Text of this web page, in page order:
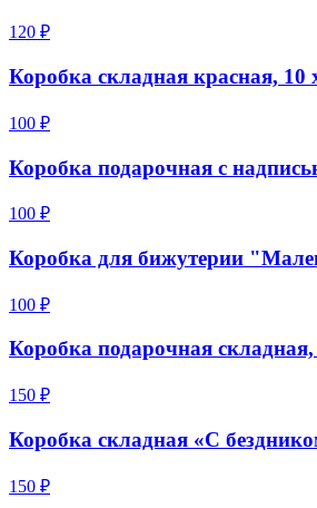
120 ₽
Коробка складная красная, 10
100 ₽
Коробка подарочная с
100 ₽
Коробка для бижутерии
100 ₽
Коробка подарочная
150 ₽
Коробка складная «С
150 ₽